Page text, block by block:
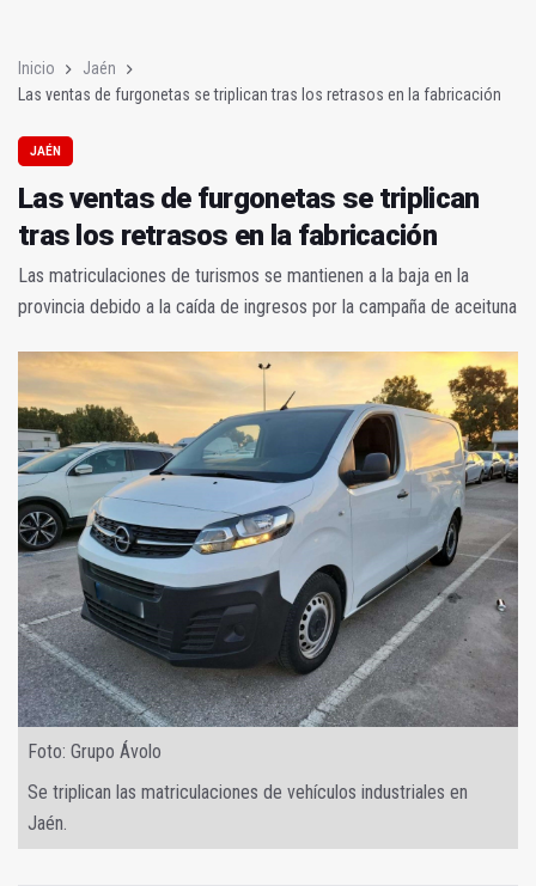
Inicio
Jaén
Las ventas de furgonetas se triplican tras los retrasos en la fabricación
JAÉN
Las ventas de furgonetas se triplican
tras los retrasos en la fabricación
Las matriculaciones de turismos se mantienen a la baja en la
provincia debido a la caída de ingresos por la campaña de aceituna
Foto: Grupo Ávolo
Se triplican las matriculaciones de vehículos industriales en
Jaén.